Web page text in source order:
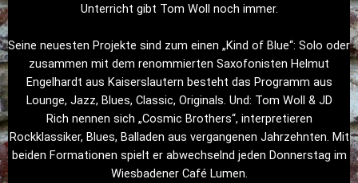
Unterricht gibt Tom Woll noch immer.
Seine neuesten Projekte sind zum einen „Kind of Blue“: Solo oder
zusammen mit dem renommierten Saxofonisten Helmut
Engelhardt aus Kaiserslautern besteht das Programm aus
Lounge, Jazz, Blues, Classic, Originals. Und: Tom Woll & JD
Rich nennen sich „Cosmic Brothers“, interpretieren
Rockklassiker, Blues, Balladen aus vergangenen Jahrzehnten. Mit
beiden Formationen spielt er abwechselnd jeden Donnerstag im
Wiesbadener Café Lumen.